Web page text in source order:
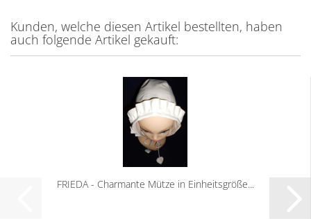
Kunden, welche diesen Artikel bestellten, haben
auch folgende Artikel gekauft:
FRIEDA - Charmante Mütze in Einheitsgröße...